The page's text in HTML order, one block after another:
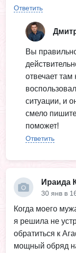
Ответить
Вы
отвечает
ситуации, и
смело
поможет!
Ответить
Ираида
30 янв в
Когда моего
я решила не
обратиться к
мощный обряд